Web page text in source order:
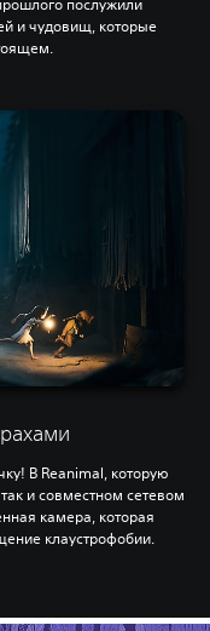
и чудовищ, которые
В Reanimal, которую
и совместном сетевом
камера, которая
клаустрофобии.